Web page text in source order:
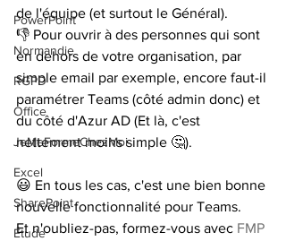
PowerPoint
Normandie
RGPD
Office
JeMeFormeChezMoi
Excel
SharePoint
Étude
de l'équipe (et surtout le Général).
👎 Pour ouvrir à des personnes qui sont
en dehors de votre organisation, par
simple email par exemple, encore faut-il
paramétrer Teams (côté admin donc) et
du côté d'Azur AD (Et là, c'est
nettement moins simple 🤔).
😃 En tous les cas, c'est une bien bonne
nouvelle fonctionnalité pour Teams.
Et n'oubliez-pas, formez-vous avec FMP